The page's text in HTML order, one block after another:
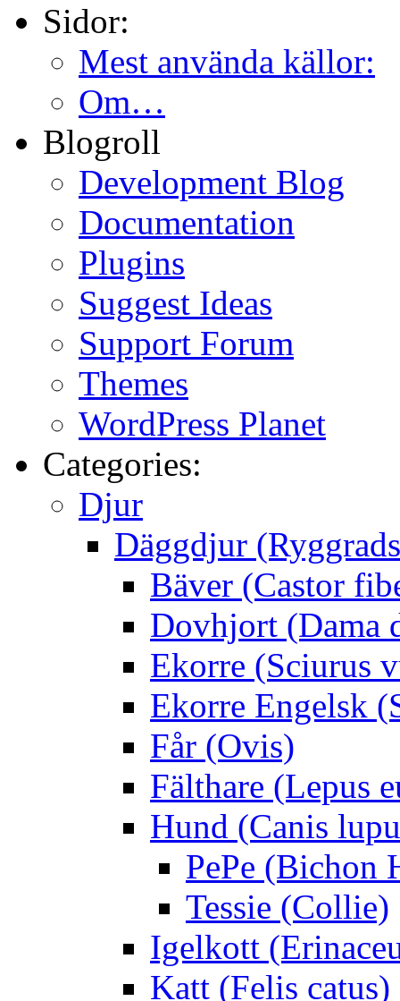
Sidor:
Mest använda källor:
Om…
Blogroll
Development Blog
Documentation
Plugins
Suggest Ideas
Support Forum
Themes
WordPress Planet
Categories:
Djur
Däggdjur
Bäver (Castor
Dovhjort (Dama
Ekorre (Sciurus
Ekorre Engelsk
Får (Ovis)
Fälthare (Lepus
Hund (Canis
PePe (Bichon
Tessie (Collie)
Igelkott
Katt (Felis catus)